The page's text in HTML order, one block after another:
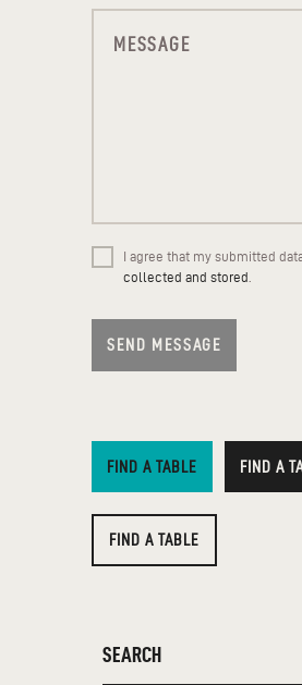
I agree that my submitted
collected and stored
FIND A TABLE FIND A
FIND A TABLE
SEARCH